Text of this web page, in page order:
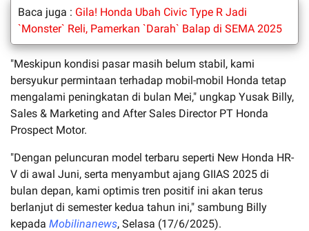
Baca juga : Gila! Honda Ubah Civic Type R Jadi
`Monster` Reli, Pamerkan `Darah` Balap di SEMA 2025
"Meskipun kondisi pasar masih belum stabil, kami
bersyukur permintaan terhadap mobil-mobil Honda tetap
mengalami peningkatan di bulan Mei," ungkap Yusak Billy,
Sales & Marketing and After Sales Director PT Honda
Prospect Motor.
"Dengan peluncuran model terbaru seperti New Honda HR-
V di awal Juni, serta menyambut ajang GIIAS 2025 di
bulan depan, kami optimis tren positif ini akan terus
berlanjut di semester kedua tahun ini," sambung Billy
kepada Mobilinanews, Selasa (17/6/2025).